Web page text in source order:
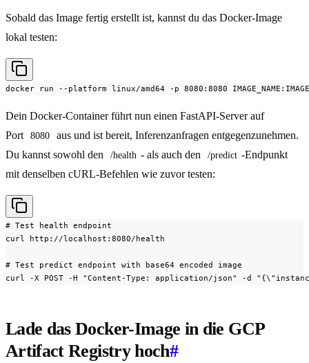
Sobald das Image fertig erstellt ist, kannst du das Docker-Image
lokal testen:
docker run --platform linux/amd64 -p 8080:8080
Dein Docker-Container führt nun einen FastAPI-Server auf
Port
8080
aus und ist bereit, Inferenzanfragen entgegenzunehmen.
Du kannst sowohl den
/health - als auch den /predict -Endpunkt
mit denselben cURL-Befehlen wie zuvor testen:
# Test health endpoint
curl http://localhost:8080/health
# Test predict endpoint with base64 encoded image
curl -X POST -H "Content-Type: application/json" -d
Lade das Docker-Image in die GCP
Artifact Registry hoch#